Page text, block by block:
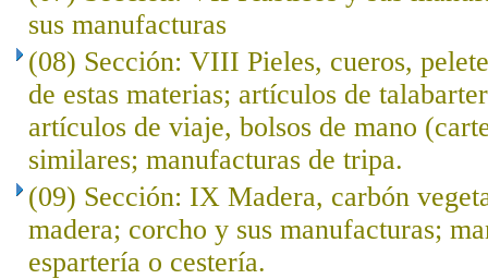
sus manufacturas
(08) Sección: VIII Pieles, cueros,
de estas materias; artículos de
artículos de viaje, bolsos de mano
similares; manufacturas de tripa.
(09) Sección: IX Madera, carbón
madera; corcho y sus manufacturas;
espartería o cestería.